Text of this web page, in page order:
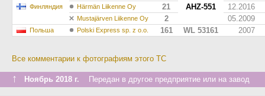
Финляндия
AHZ-551
Härmän Liikenne Oy 21 12.2016
Mustajärven Liikenne Oy 2 05.2009
Польша Polski Express sp. z o.o. 161 WL 53161 2007
Все комментарии к фотографиям этого ТС
↑ Ноябрь 2018 г. Передан в другое предприятие или на завод